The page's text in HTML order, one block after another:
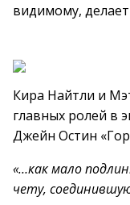
видимому,
Кира Найтли и
главных ролей в
Джейн Остин
«…как мало
чету,